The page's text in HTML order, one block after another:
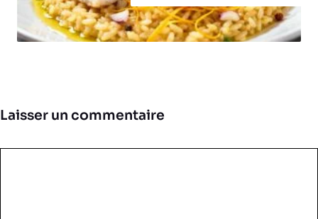
Laisser un commentaire